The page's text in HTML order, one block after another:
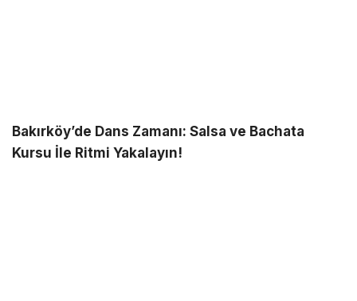
Bakırköy’de Dans Zamanı: Salsa ve Bachata
Kursu İle Ritmi Yakalayın!